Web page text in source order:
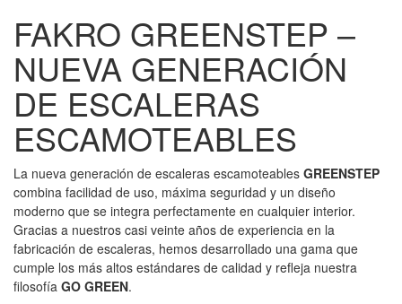
FAKRO GREENSTEP –
NUEVA GENERACIÓN
DE ESCALERAS
ESCAMOTEABLES
La nueva generación de escaleras escamoteables GREENSTEP
combina facilidad de uso, máxima seguridad y un diseño
moderno que se integra perfectamente en cualquier interior.
Gracias a nuestros casi veinte años de experiencia en la
fabricación de escaleras, hemos desarrollado una gama que
cumple los más altos estándares de calidad y refleja nuestra
filosofía GO GREEN.